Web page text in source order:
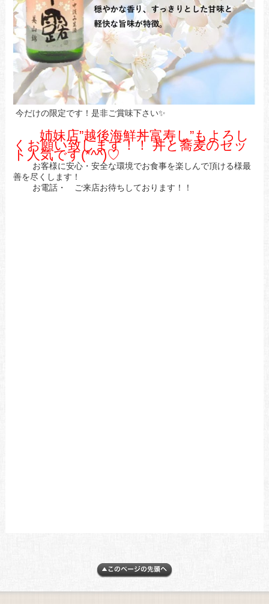
今だけの限定です！是非ご賞味下さい✨
姉妹店”越後海鮮丼富寿し”もよろし
くお願い致します！！ 丼と蕎麦のセッ
ト人気です(*^^)♡
お客様に安心・安全な環境でお食事を楽しんで頂ける様最
善を尽くします！
お電話・ ご来店お待ちしております！！